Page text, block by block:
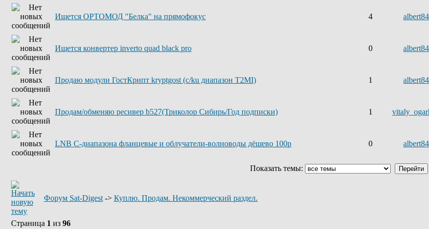
Ищется ОРТОМОД "Белка" на прямофокус 4 albert84
Ищется конвертер inverto quad black pro 0 albert84
Продаю модули ГостКрипт kryptgost (с/ku диапазон T2MI) 1 albert84
Продам/обменяю ресивер b527(Триколор Сибирь/Год подписки) 1
LNB C-диапазона фланцевые и облучатели-волноводы дёшево 100р 0 albert84
Показать темы:
Форум Sat-Digest -> Куплю. Продам. Некоммерческий раздел.
Страница 1 из 96